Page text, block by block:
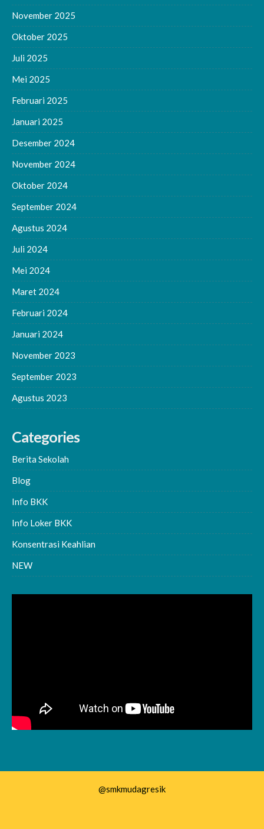
November 2025
Oktober 2025
Juli 2025
Mei 2025
Februari 2025
Januari 2025
Desember 2024
November 2024
Oktober 2024
September 2024
Agustus 2024
Juli 2024
Mei 2024
Maret 2024
Februari 2024
Januari 2024
November 2023
September 2023
Agustus 2023
Categories
Berita Sekolah
Blog
Info BKK
Info Loker BKK
Konsentrasi Keahlian
NEW
@smkmudagresik